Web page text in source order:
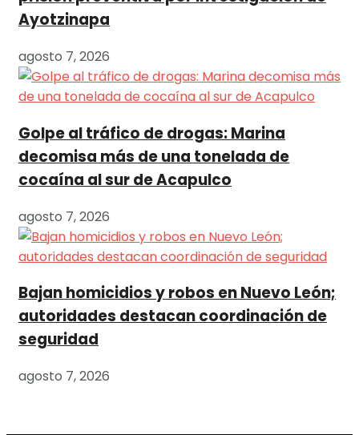
Ayotzinapa
agosto 7, 2026
Golpe al tráfico de drogas: Marina
decomisa más de una tonelada de
cocaína al sur de Acapulco
agosto 7, 2026
Bajan homicidios y robos en Nuevo León;
autoridades destacan coordinación de
seguridad
agosto 7, 2026